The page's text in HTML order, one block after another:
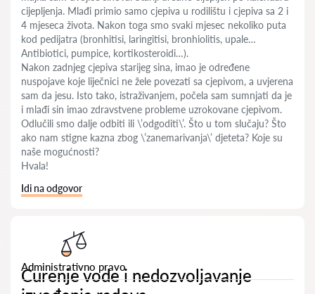
cijepljenja. Mlađi primio samo cjepiva u rodilištu i cjepiva sa 2 i
4 mjeseca života. Nakon toga smo svaki mjesec nekoliko puta
kod pedijatra (bronhitisi, laringitisi, bronhiolitis, upale…
Antibiotici, pumpice, kortikosteroidi…).
Nakon zadnjeg cjepiva starijeg sina, imao je određene
nuspojave koje liječnici ne žele povezati sa cjepivom, a uvjerena
sam da jesu. Isto tako, istraživanjem, počela sam sumnjati da je
i mlađi sin imao zdravstvene probleme uzrokovane cjepivom.
Odlučili smo dalje odbiti ili \’odgoditi\’. Što u tom slučaju? Što
ako nam stigne kazna zbog \’zanemarivanja\’ djeteta? Koje su
naše mogućnosti?
Hvala!
Idi na odgovor
Administrativno pravo
Curenje vode i nedozvoljavanje